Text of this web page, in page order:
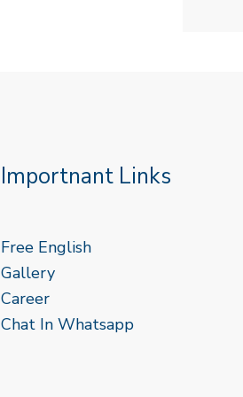
Importnant Links
Free English
Gallery
Career
Chat In Whatsapp